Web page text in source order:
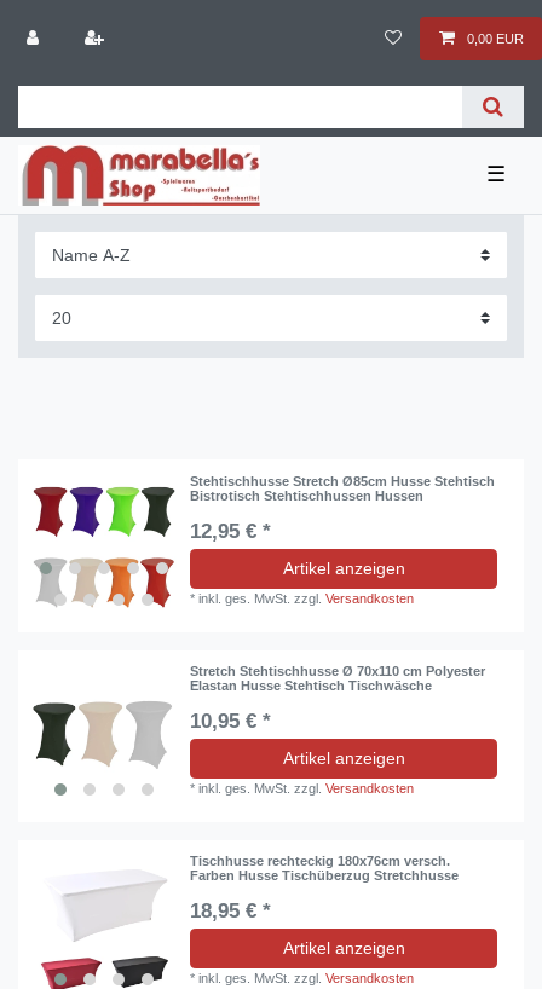
0,00 EUR
☰
Stehtischhusse Stretch Ø85cm Husse Stehtisch
Bistrotisch Stehtischhussen Hussen
12,95 € *
Artikel anzeigen
*inkl. ges. MwSt. zzgl.Versandkosten
Stretch Stehtischhusse Ø 70x110 cm Polyester
Elastan Husse Stehtisch Tischwäsche
10,95 € *
Artikel anzeigen
*inkl. ges. MwSt. zzgl.Versandkosten
Tischhusse rechteckig 180x76cm versch.
Farben Husse Tischüberzug Stretchhusse
18,95 € *
Artikel anzeigen
*inkl. ges. MwSt. zzgl.Versandkosten